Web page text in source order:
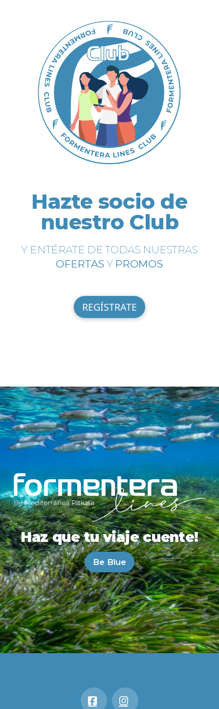
Hazte socio de
nuestro Club
Y ENTÉRATE DE TODAS NUESTRAS
OFERTAS Y PROMOS
REGÍSTRATE
Haz que tu viaje cuente!
Be Blue